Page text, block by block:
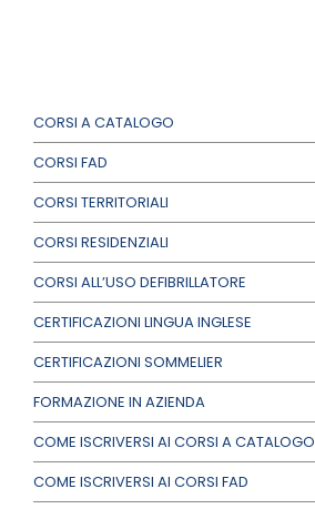
CORSI A CATALOGO
CORSI FAD
CORSI TERRITORIALI
CORSI RESIDENZIALI
CORSI ALL’USO DEFIBRILLATORE
CERTIFICAZIONI LINGUA INGLESE
CERTIFICAZIONI SOMMELIER
FORMAZIONE IN AZIENDA
COME ISCRIVERSI AI CORSI A CATALOGO
COME ISCRIVERSI AI CORSI FAD